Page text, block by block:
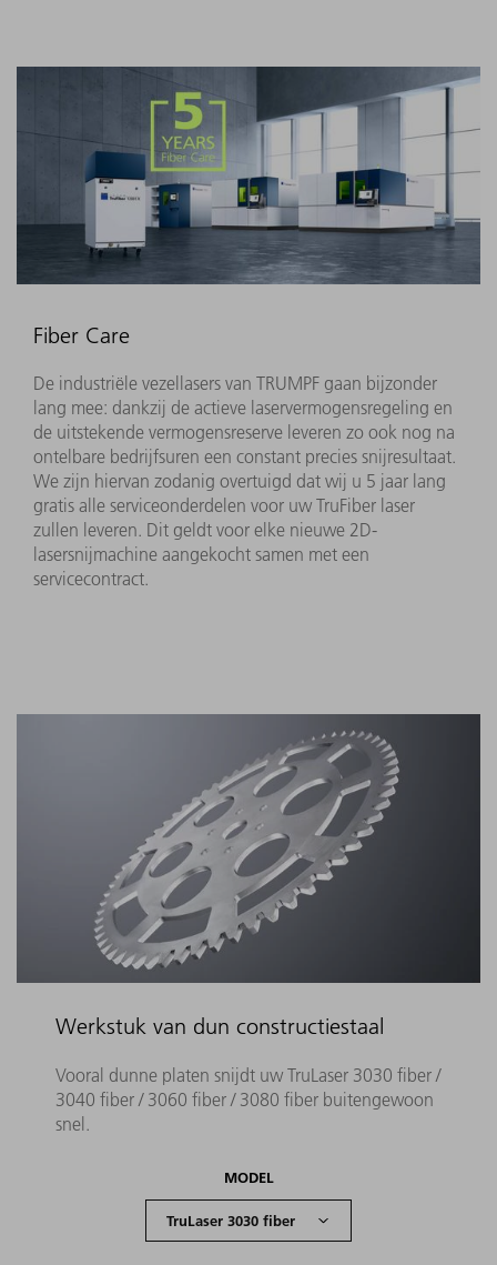
Fiber Care
De industriële vezellasers van TRUMPF gaan bijzonder
lang mee: dankzij de actieve laservermogensregeling en
de uitstekende vermogensreserve leveren zo ook nog na
ontelbare bedrijfsuren een constant precies snijresultaat.
We zijn hiervan zodanig overtuigd dat wij u 5 jaar lang
gratis alle serviceonderdelen voor uw TruFiber laser
zullen leveren. Dit geldt voor elke nieuwe 2D-
lasersnijmachine aangekocht samen met een
servicecontract.
Werkstuk van dun constructiestaal
Vooral dunne platen snijdt uw TruLaser 3030 fiber /
3040 fiber / 3060 fiber / 3080 fiber buitengewoon
snel.
MODEL